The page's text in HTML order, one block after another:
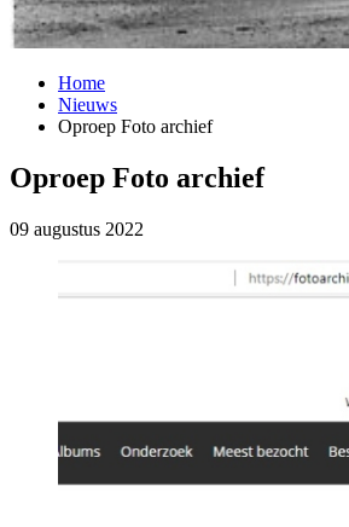
Home
Nieuws
Oproep Foto archief
Oproep Foto archief
09 augustus 2022